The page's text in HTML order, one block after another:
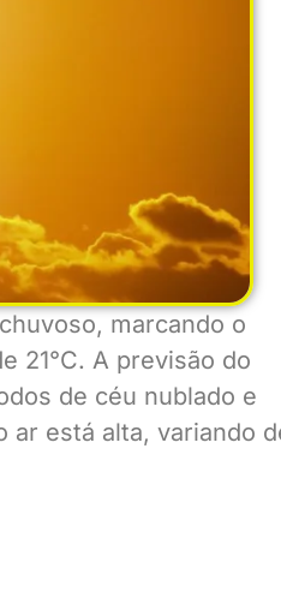
marcando o
21°C. A previsão do
de céu nublado e
ar está alta, variando